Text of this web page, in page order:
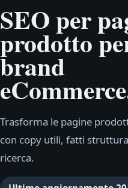
SEO per
prodotto
brand
Trasforma le pagine
con copy utili, fatti
ricerca.